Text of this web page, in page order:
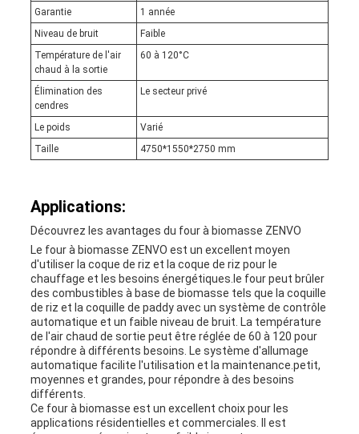
Garantie
1 année
Niveau de bruit
Faible
Température de l'air
chaud à la sortie
60 à 120°C
Élimination des
cendres
Le secteur privé
Le poids
Varié
Taille
4750*1550*2750 mm
Applications:
Découvrez les avantages du four à biomasse ZENVO
Le four à biomasse ZENVO est un excellent moyen
d'utiliser la coque de riz et la coque de riz pour le
chauffage et les besoins énergétiques.le four peut brûler
des combustibles à base de biomasse tels que la coquille
de riz et la coquille de paddy avec un système de contrôle
automatique et un faible niveau de bruit. La température
de l'air chaud de sortie peut être réglée de 60 à 120 pour
répondre à différents besoins. Le système d'allumage
automatique facilite l'utilisation et la maintenance.petit,
moyennes et grandes, pour répondre à des besoins
différents.
Ce four à biomasse est un excellent choix pour les
applications résidentielles et commerciales. Il est